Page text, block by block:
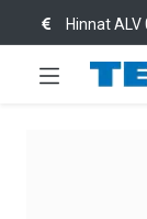
Hinnat ALV